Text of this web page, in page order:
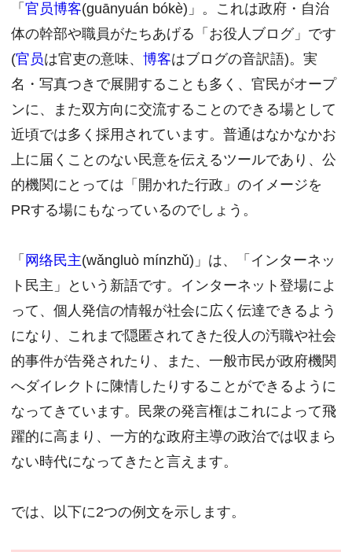
「 官员博客(guānyuán bókè)」。これは政府・自治
体の幹部や職員がたちあげる「お役人ブログ」です
(官员は官吏の意味、 博客はブログの音訳語)。実
名・写真つきで展開することも多く、官民がオープ
ンに、また双方向に交流することのできる場として
近頃では多く採用されています。普通はなかなかお
上に届くことのない民意を伝えるツールであり、公
的機関にとっては「開かれた行政」のイメージを
PRする場にもなっているのでしょう。
「 网络民主(wǎngluò mínzhǔ)」は、「インターネッ
ト民主」という新語です。インターネット登場によ
って、個人発信の情報が社会に広く伝達できるよう
になり、これまで隠匿されてきた役人の汚職や社会
的事件が告発されたり、また、一般市民が政府機関
へダイレクトに陳情したりすることができるように
なってきています。民衆の発言権はこれによって飛
躍的に高まり、一方的な政府主導の政治では収まら
ない時代になってきたと言えます。
では、以下に2つの例文を示します。